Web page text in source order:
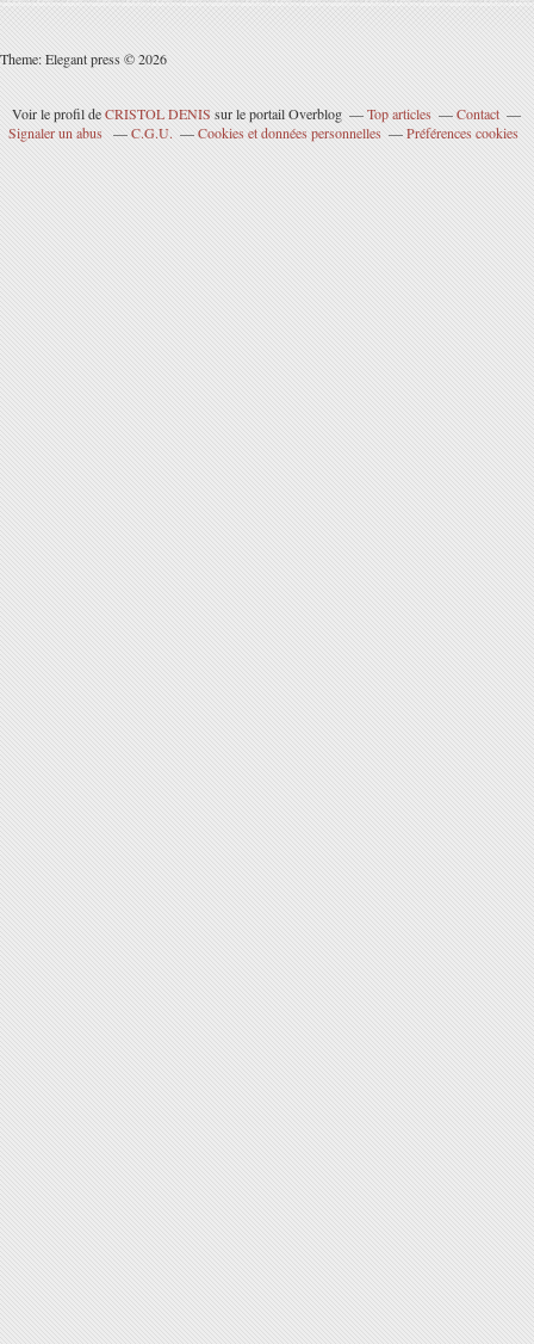
Theme: Elegant press © 2026
Voir le profil deCRISTOL DENIS sur le portail Overblog Top articles
Contact
Signaler un abus
C.G.U. Cookies et données personnelles Préférences cookies